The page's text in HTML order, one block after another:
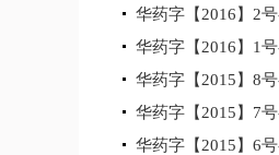
华药字【2016】2
华药字【2016】1
华药字【2015】8
华药字【2015】7
华药字【2015】6